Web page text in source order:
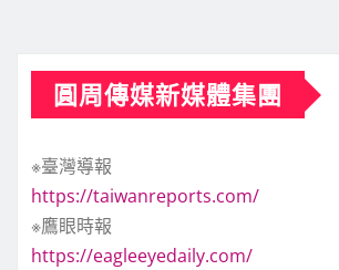
圓周傳媒新媒體集團
※臺灣導報
https://taiwanreports.com/
※鷹眼時報
https://eagleeyedaily.com/